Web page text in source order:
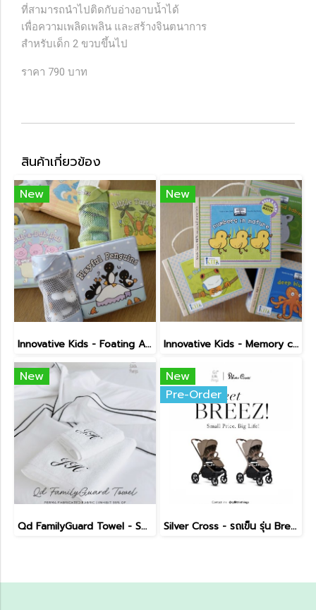
ที่สามารถนำไปติดกับอ่างอาบน้ำได้
เพื่อความเพลิดเพลิน และสร้างจินตนาการ
สำหรับเด็ก 2 ขวบขึ้นไป
ราคา 790 บาท
สินค้าเกี่ยวข้อง
New
Innovative Kids - Foating Along
New
Innovative Kids - Memory card game & book set
New
Qd FamilyGuard Towel - Small Size 38x81cm
New
Pre-Order
Silver Cross - รถเข็น รุ่น Breez Pushchair